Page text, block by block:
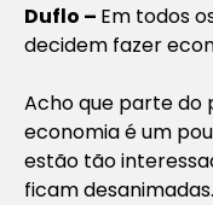
Duflo – Em todos
decidem fazer
Acho que parte do
economia é um
estão tão
ficam desanimadas.